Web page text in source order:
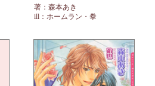
著：森本あき
ill：ホームラン・拳